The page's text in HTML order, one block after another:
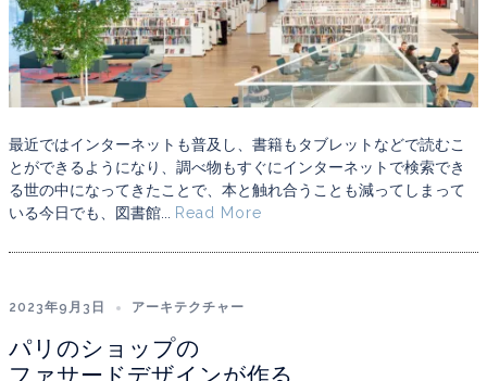
最近ではインターネットも普及し、書籍もタブレットなどで読むこ
とができるようになり、調べ物もすぐにインターネットで検索でき
る世の中になってきたことで、本と触れ合うことも減ってしまって
いる今日でも、図書館...
Read More
2023年9月3日 アーキテクチャー
パリのショップの
ファサードデザインが作る